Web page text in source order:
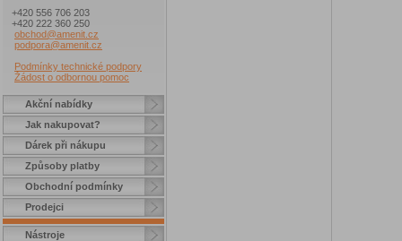
+420 556 706 203
+420 222 360 250
obchod@amenit.cz
podpora@amenit.cz
Podmínky technické podpory
Žádost o odbornou pomoc
Akční nabídky
Jak nakupovat?
Dárek při nákupu
Způsoby platby
Obchodní podmínky
Prodejci
Nástroje